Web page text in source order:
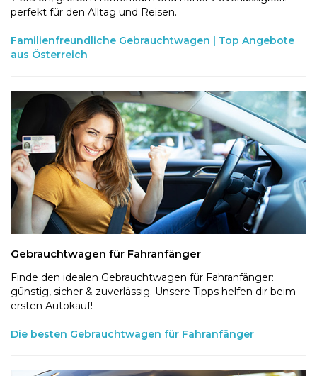
perfekt für den Alltag und Reisen.
Familienfreundliche Gebrauchtwagen | Top Angebote
aus Österreich
Gebrauchtwagen für Fahranfänger
Finde den idealen Gebrauchtwagen für Fahranfänger:
günstig, sicher & zuverlässig. Unsere Tipps helfen dir beim
ersten Autokauf!
Die besten Gebrauchtwagen für Fahranfänger